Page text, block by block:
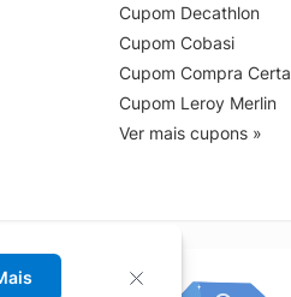
Cupom Decathlon
Cupom Cobasi
Cupom Compra Certa
Cupom Leroy Merlin
Ver mais cupons »